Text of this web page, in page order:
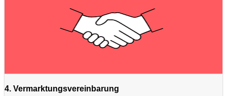
4. Vermarktungsvereinbarung